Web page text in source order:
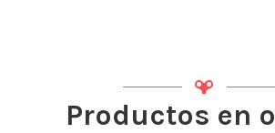
Productos en